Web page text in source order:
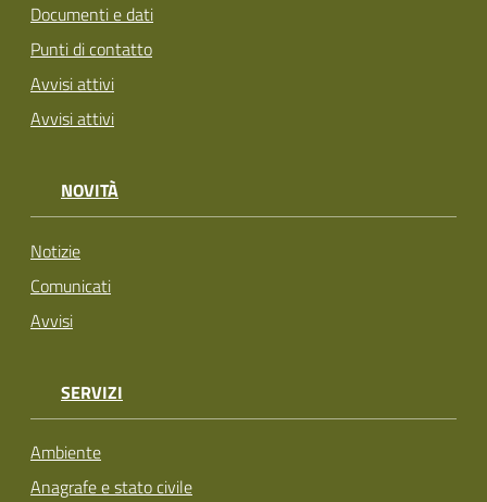
Documenti e dati
Punti di contatto
Avvisi attivi
Avvisi attivi
NOVITÀ
Notizie
Comunicati
Avvisi
SERVIZI
Ambiente
Anagrafe e stato civile